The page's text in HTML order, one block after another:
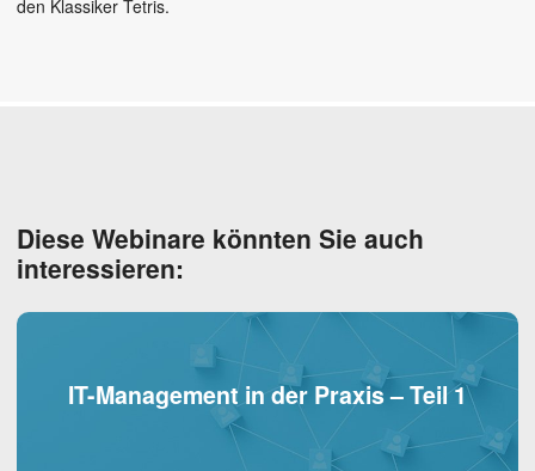
den Klassiker Tetris.
Diese Webinare könnten Sie auch
interessieren:
IT-Management in der Praxis – Teil 1